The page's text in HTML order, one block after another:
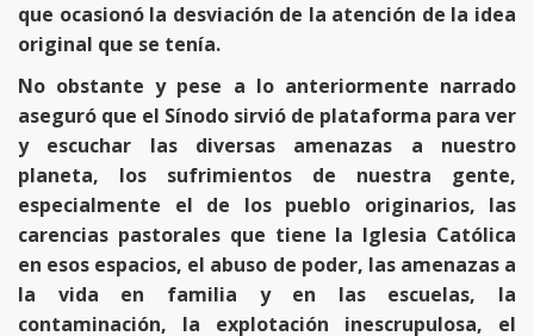
que ocasionó la desviación de la atención de la idea
original que se tenía.
No obstante y pese a lo anteriormente narrado
aseguró que el Sínodo sirvió de plataforma para ver
y escuchar las diversas amenazas a nuestro
planeta, los sufrimientos de nuestra gente,
especialmente el de los pueblo originarios, las
carencias pastorales que tiene la Iglesia Católica
en esos espacios, el abuso de poder, las amenazas a
la vida en familia y en las escuelas, la
contaminación, la explotación inescrupulosa, el